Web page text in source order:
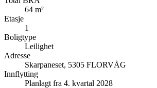
64 m²
Etasje
1
Boligtype
Leilighet
Adresse
Skarpaneset, 5305 FLORVÅG
Innflytting
Planlagt fra 4. kvartal 2028